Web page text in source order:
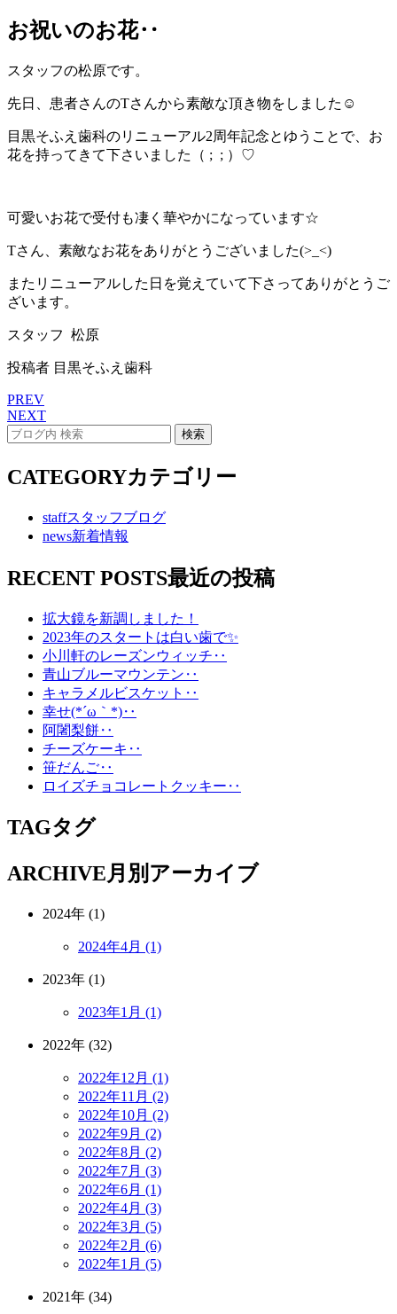
お祝いのお花‥
スタッフの松原です。
先日、患者さんのTさんから素敵な頂き物をしました☺︎
目黒そふえ歯科のリニューアル2周年記念とゆうことで、お
花を持ってきて下さいました（ ; ; ）♡
可愛いお花で受付も凄く華やかになっています☆
Tさん、素敵なお花をありがとうございました(>_<)
またリニューアルした日を覚えていて下さってありがとうご
ざいます。
スタッフ 松原
投稿者 目黒そふえ歯科
PREV
NEXT
CATEGORYカテゴリー
staffスタッフブログ
news新着情報
RECENT POSTS最近の投稿
拡大鏡を新調しました！
2023年のスタートは白い歯で✨
小川軒のレーズンウィッチ‥
青山ブルーマウンテン‥
キャラメルビスケット‥
幸せ(*´ω｀*)‥
阿闍梨餅‥
チーズケーキ‥
笹だんご‥
ロイズチョコレートクッキー‥
TAGタグ
ARCHIVE月別アーカイブ
2024年 (1)
2024年4月 (1)
2023年 (1)
2023年1月 (1)
2022年 (32)
2022年12月 (1)
2022年11月 (2)
2022年10月 (2)
2022年9月 (2)
2022年8月 (2)
2022年7月 (3)
2022年6月 (1)
2022年4月 (3)
2022年3月 (5)
2022年2月 (6)
2022年1月 (5)
2021年 (34)